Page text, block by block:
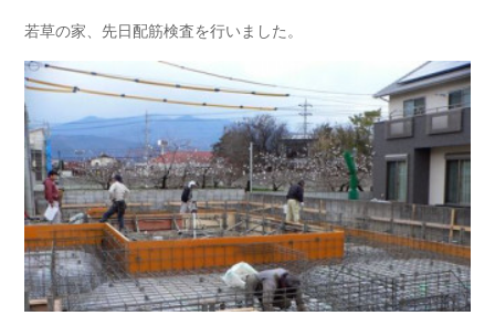
若草の家、先日配筋検査を行いました。